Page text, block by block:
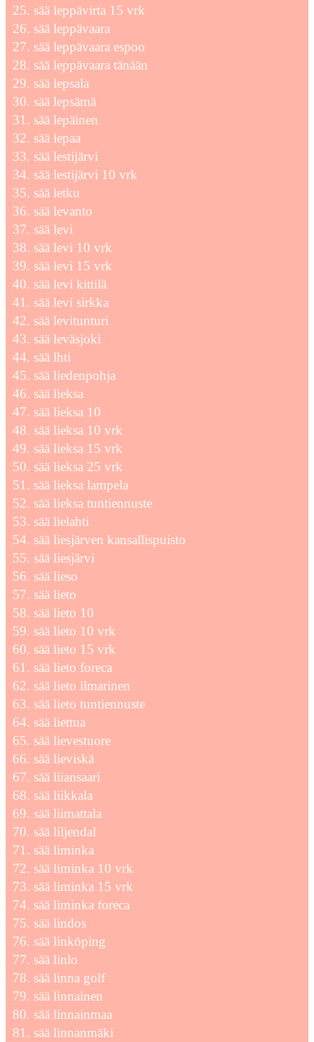
sää leppävirta 15 vrk
sää leppävaara
sää leppävaara espoo
sää leppävaara tänään
sää lepsala
sää lepsämä
sää lepäinen
sää lepaa
sää lestijärvi
sää lestijärvi 10 vrk
sää letku
sää levanto
sää levi
sää levi 10 vrk
sää levi 15 vrk
sää levi kittilä
sää levi sirkka
sää levitunturi
sää leväsjoki
sää lhti
sää liedenpohja
sää lieksa
sää lieksa 10
sää lieksa 10 vrk
sää lieksa 15 vrk
sää lieksa 25 vrk
sää lieksa lampela
sää lieksa tuntiennuste
sää lielahti
sää liesjärven kansallispuisto
sää liesjärvi
sää lieso
sää lieto
sää lieto 10
sää lieto 10 vrk
sää lieto 15 vrk
sää lieto foreca
sää lieto ilmarinen
sää lieto tuntiennuste
sää liettua
sää lievestuore
sää lieviskä
sää liiansaari
sää liikkala
sää liimattala
sää liljendal
sää liminka
sää liminka 10 vrk
sää liminka 15 vrk
sää liminka foreca
sää lindos
sää linköping
sää linlo
sää linna golf
sää linnainen
sää linnainmaa
sää linnanmäki